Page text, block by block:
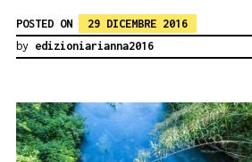
POSTED ON
29 DICEMBRE 2016
by edizioniarianna2016